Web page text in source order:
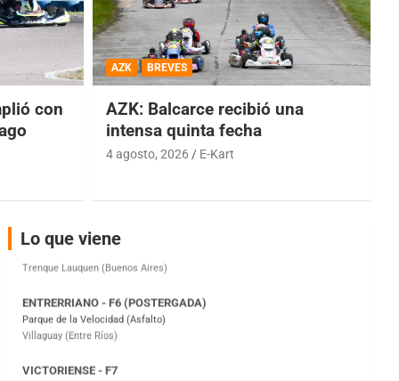
con
AZK BREVES
AZK: Balcarce recibió una
intensa quinta fecha
4 agosto, 2026 E-Kart
Lo que viene
COBERTURA ESPECIAL DE E-KART.COM.AR
IAME SERIES ARGENTINA 6
Ramiro Tot (Asfalto)
Baradero (Buenos Aires)
Parque de la Velocidad (Asfalto)
El Cerro (Tierra)
Victoria (Entre Ríos)
Moto Club Reginense (Tierra)